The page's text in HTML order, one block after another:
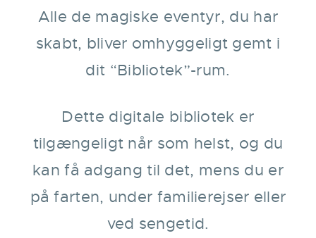
Alle de magiske eventyr, du har
skabt, bliver omhyggeligt gemt i
dit “Bibliotek”-rum.
Dette digitale bibliotek er
tilgængeligt når som helst, og du
kan få adgang til det, mens du er
på farten, under familierejser eller
ved sengetid.